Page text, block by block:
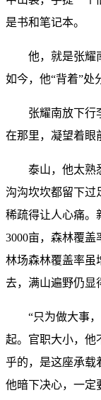
是书和笔记本。
他，就是张耀
如今，他“背着”处
张耀南放下行
在那里，凝望着眼
泰山，他太熟
沟沟坎坎都留下过
稀疏得让人心痛。
3000亩，森林覆盖
林场森林覆盖率虽
去，满山遍野仍显
“只为做大事
起。官职大小，他
乎的，是这座承载
他暗下决心，一定